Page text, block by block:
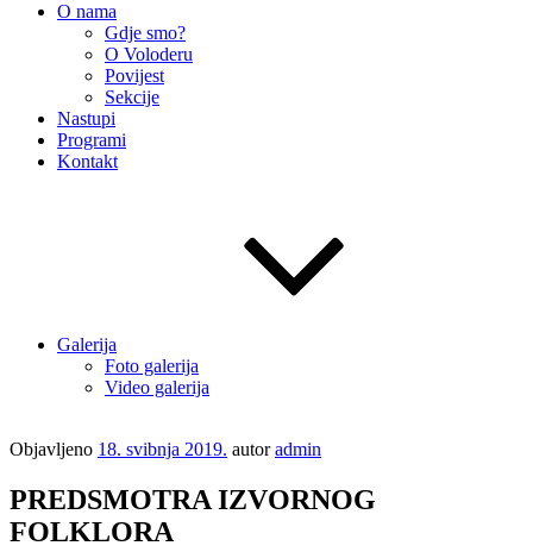
O nama
Gdje smo?
O Voloderu
Povijest
Sekcije
Nastupi
Programi
Kontakt
Galerija
Foto galerija
Video galerija
Objavljeno 18. svibnja 2019. autoradmin
PREDSMOTRA IZVORNOG
FOLKLORA